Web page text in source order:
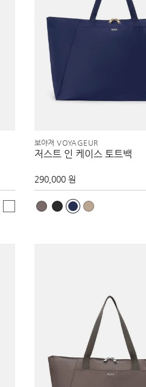
보야져 VOYAGEUR
저스트 인 케이스 토트백
290,000 원